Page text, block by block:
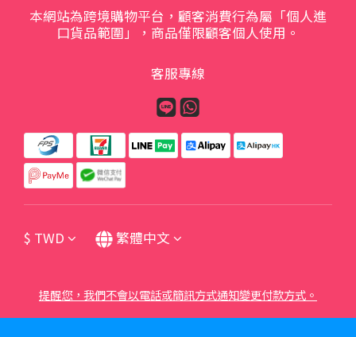
本網站為跨境購物平台，顧客消費行為屬「個人進
口貨品範圍」，商品僅限顧客個人使用。
客服專線
$ TWD 繁體中文
提醒您，我們不會以電話或簡訊方式通知變更付款方式。